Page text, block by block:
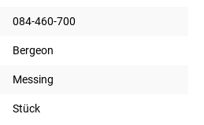
084-460-700
Bergeon
Messing
Stück